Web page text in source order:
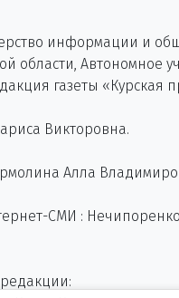
информации и
области, Автономное
газеты «Курская
Викторовна.
Алла
СМИ :